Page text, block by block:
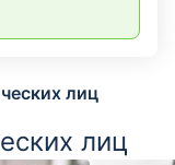
лиц
лиц